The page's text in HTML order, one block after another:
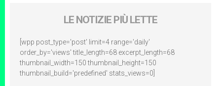
LE NOTIZIE PIÙ LETTE
[wpp post_type='post' limit=4 range='daily'
order_by='views' title_length=68 excerpt_length=68
thumbnail_width=150 thumbnail_height=150
thumbnail_build='predefined' stats_views=0]